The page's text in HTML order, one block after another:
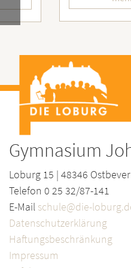
Gymnasium
Loburg 15 | 48346
Telefon 0 25 32/87-141
E-Mail schule@die-
Datenschutzerklärung
Haftungsbeschränkung
Impressum